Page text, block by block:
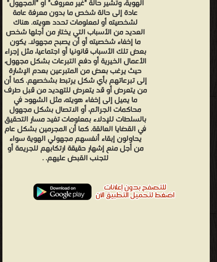
الهوية، وتشير حالة "غير معروف" أو "المجهول"
عادة إلى حالة شخص ما بدون معرفة عامة
لشخصيته أو لمعلومات تحدد هويته. هناك
العديد من الأسباب التي يختار من أجلها شخص
ما إخفاء شخصيته أو أن يصبح مجهولا. يكون
بعض تلك الأسباب قانونيا أو اجتماعيا، مثل إجراء
الأعمال الخيرية أو دفع التبرعات بشكل مجهول،
حيث يرغب بعض من المتبرعين بعدم الإشارة
إلى تبرعاتهم بأي شكل يرتبط بشخصهم. كما أن
من يتعرض أو قد يتعرض للتهديد من قبل طرف
ما يميل إلى إخفاء هويته، مثل الشهود في
محاكمات الجرائم، أو الاتصال بشكل مجهول
بالسلطات للإدلاء بمعلومات تفيد مسار التحقيق
في القضايا العالقة. كما أن المجرمين بشكل عام
يحاولون إبقاء أنفسهم مجهولي الهوية سواء
من أجل منع إشهار حقيقة ارتكابهم للجريمة أو
لتجنب القبض عليهم. .